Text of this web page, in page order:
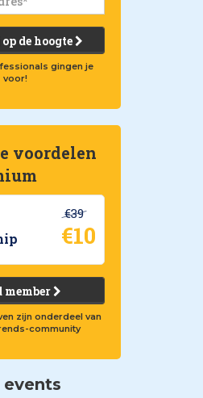
de hoogte
gingen je
voor!
voordelen
€39
€10
member
zijn onderdeel van
community